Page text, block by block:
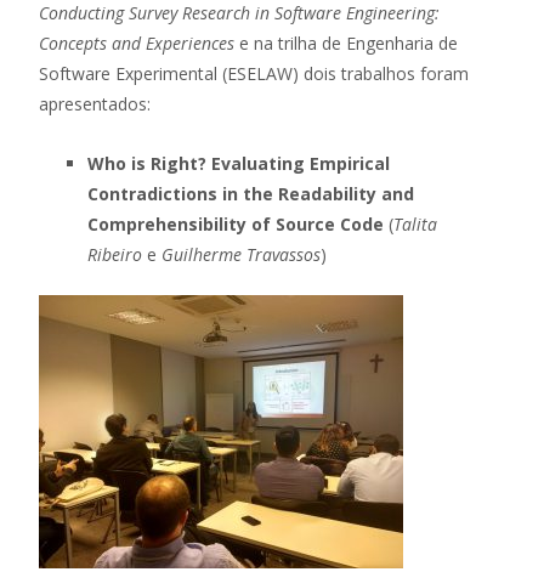
Conducting Survey Research in Software Engineering:
Concepts and Experiences e na trilha de Engenharia de
Software Experimental (ESELAW) dois trabalhos foram
apresentados:
Who is Right? Evaluating Empirical
Contradictions in the Readability and
Comprehensibility of Source Code (Talita
Ribeiro e Guilherme Travassos)